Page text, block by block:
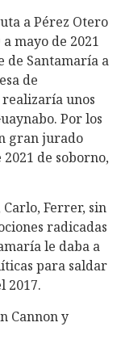
a Pérez Otero
mayo de 2021
de Santamaría a
de
unos
Por los
gran jurado
de soborno,
Carlo, Ferrer, sin
radicadas
le daba a
para saldar
2017.
Cannon y